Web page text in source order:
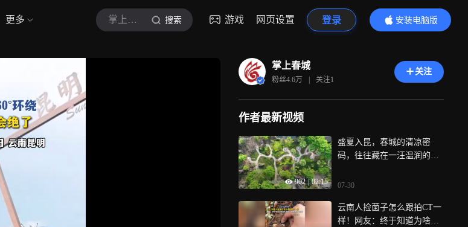
更多 掌上春城 搜索 游戏 网页设置 登录
安装电脑版
内容更精彩
掌上春城
粉丝4.6万 | 关注1
关注
作者最新视频
902 | 02:15
盛夏入昆，春城的清凉密
码，往往藏在一汪温润的汤
《夏日春城寻汤记丨石海润
篇③正式上线，来石林杏林
大观园，全身心体验中医药
07-30
云南人捡菌子怎么跟拍CT一
样！网友：终于知道为啥我